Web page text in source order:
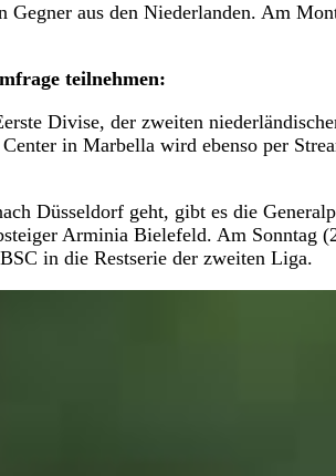
Gegner aus den Niederlanden. Am
teilnehmen:
Divise, der zweiten
in Marbella wird ebenso per
Düsseldorf geht, gibt es die
Arminia Bielefeld. Am Sonntag
in die Restserie der zweiten Liga.